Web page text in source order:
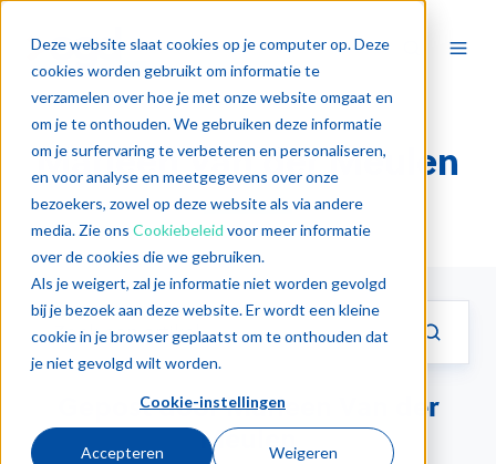
Deze website slaat cookies op je computer op. Deze
cookies worden gebruikt om informatie te
verzamelen over hoe je met onze website omgaat en
om je te onthouden. We gebruiken deze informatie
om je surfervaring te verbeteren en personaliseren,
en voor analyse en meetgegevens over onze
bezoekers, zowel op deze website als via andere
media. Zie ons Cookiebeleid voor meer informatie
over de cookies die we gebruiken.
Als je weigert, zal je informatie niet worden gevolgd
bij je bezoek aan deze website. Er wordt een kleine
cookie in je browser geplaatst om te onthouden dat
je niet gevolgd wilt worden.
Cookie-instellingen
Accepteren Weigeren
Marleen Van der Meulen
Gepost door Marleen Van der
Meulen